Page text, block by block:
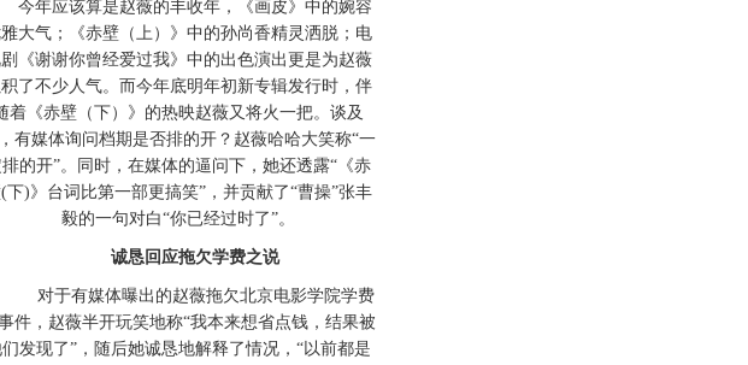
年应该算是赵薇的丰收年，《画皮》中的婉容
大气；《赤壁（上）》中的孙尚香精灵洒脱；电
《谢谢你曾经爱过我》中的出色演出更是为赵薇
积了不少人气。而今年底明年初新专辑发行时，伴
着《赤壁（下）》的热映赵薇又将火一把。谈及
有媒体询问档期是否排的开？赵薇哈哈大笑称“一
排的开”。同时，在媒体的逼问下，她还透露“《赤
下)》台词比第一部更搞笑”，并贡献了“曹操”张丰
毅的一句对白“你已经过时了”。
诚恳回应拖欠学费之说
于有媒体曝出的赵薇拖欠北京电影学院学费
件，赵薇半开玩笑地称“我本来想省点钱，结果被
发现了”，随后她诚恳地解释了情况，“以前都是